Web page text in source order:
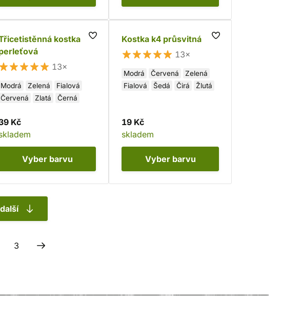
kostka
13×
Modrá Zelená
Fialová
Červená
Zlatá Černá
Kč
Vyber barvu
Kostka k4 průsvitná
13×
Modrá Červená
Zelená
Fialová
Šedá Čirá Žlutá
19 Kč
skladem
Vyber barvu
3